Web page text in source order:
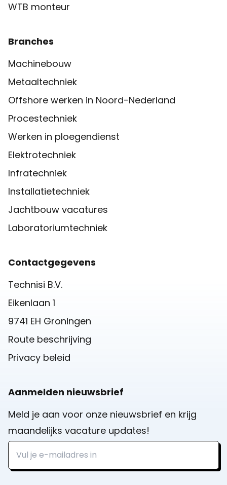
WTB monteur
Branches
Machinebouw
Metaaltechniek
Offshore werken in Noord-Nederland
Procestechniek
Werken in ploegendienst
Elektrotechniek
Infratechniek
Installatietechniek
Jachtbouw vacatures
Laboratoriumtechniek
Contactgegevens
Technisi B.V.
Eikenlaan 1
9741 EH Groningen
Route beschrijving
Privacy beleid
Aanmelden nieuwsbrief
Meld je aan voor onze nieuwsbrief en krijg
maandelijks vacature updates!